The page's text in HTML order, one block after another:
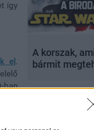
így
el .
ban
A korszak,
bármit